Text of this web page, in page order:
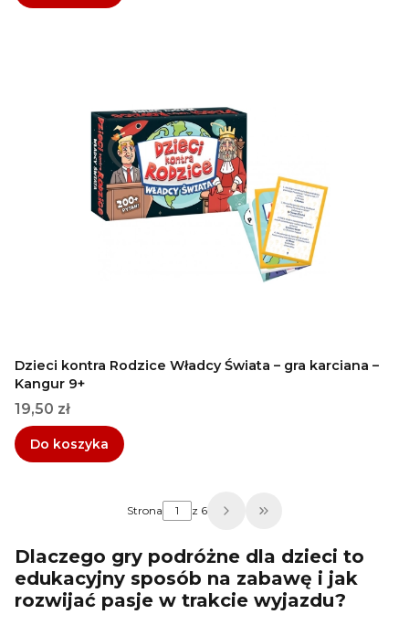
Dzieci kontra Rodzice Władcy Świata – gra karciana –
Kangur 9+
Cena
19,50 zł
Do koszyka
Strona z 6 Przejdź do ostatniej
Dlaczego gry podróżne dla dzieci to
edukacyjny sposób na zabawę i jak
rozwijać pasje w trakcie wyjazdu?